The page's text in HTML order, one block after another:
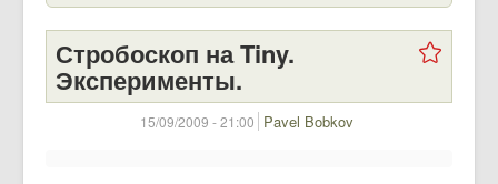
Стробоскоп на Tiny.
Эксперименты.
15/09/2009 - 21:00 Pavel Bobkov